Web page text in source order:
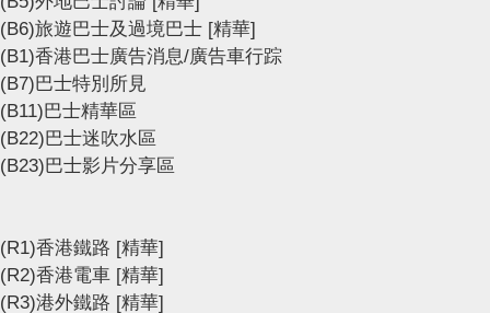
(B6)旅遊巴士及過境巴士 [精華]
(B1)香港巴士廣告消息/廣告車行踪
(B7)巴士特別所見
(B11)巴士精華區
(B22)巴士迷吹水區
(B23)巴士影片分享區
(R1)香港鐵路 [精華]
(R2)香港電車 [精華]
(R3)港外鐵路 [精華]